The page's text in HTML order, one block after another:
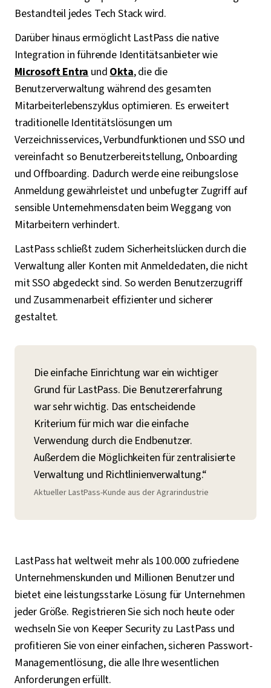
Bestandteil jedes Tech Stack wird.
Darüber hinaus ermöglicht LastPass die native
Integration in führende Identitätsanbieter wie
Microsoft Entra und Okta, die die
Benutzerverwaltung während des gesamten
Mitarbeiterlebenszyklus optimieren. Es erweitert
traditionelle Identitätslösungen um
Verzeichnisservices, Verbundfunktionen und SSO und
vereinfacht so Benutzerbereitstellung, Onboarding
und Offboarding. Dadurch werde eine reibungslose
Anmeldung gewährleistet und unbefugter Zugriff auf
sensible Unternehmensdaten beim Weggang von
Mitarbeitern verhindert.
LastPass schließt zudem Sicherheitslücken durch die
Verwaltung aller Konten mit Anmeldedaten, die nicht
mit SSO abgedeckt sind. So werden Benutzerzugriff
und Zusammenarbeit effizienter und sicherer
gestaltet.
Die einfache Einrichtung war ein wichtiger
Grund für LastPass. Die Benutzererfahrung
war sehr wichtig. Das entscheidende
Kriterium für mich war die einfache
Verwendung durch die Endbenutzer.
Außerdem die Möglichkeiten für zentralisierte
Verwaltung und Richtlinienverwaltung.“
Aktueller LastPass-Kunde aus der Agrarindustrie
LastPass hat weltweit mehr als 100.000 zufriedene
Unternehmenskunden und Millionen Benutzer und
bietet eine leistungsstarke Lösung für Unternehmen
jeder Größe. Registrieren Sie sich noch heute oder
wechseln Sie von Keeper Security zu LastPass und
profitieren Sie von einer einfachen, sicheren Passwort-
Managementlösung, die alle Ihre wesentlichen
Anforderungen erfüllt.